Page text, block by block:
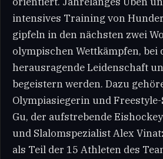
intensives Training von
gipfeln in den nächsten zwei
olympischen Wettkämpfen, bei
herausragende Leidenschaft
begeistern werden. Dazu
Olympiasiegerin und
Gu, der aufstrebende
und Slalomspezialist Alex
als Teil der 15 Athleten des